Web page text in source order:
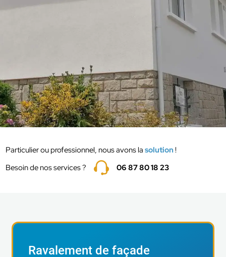
Particulier ou professionnel, nous avons lasolution!
Besoin de nos services ?
06 87 80 18 23
Ravalement de façade